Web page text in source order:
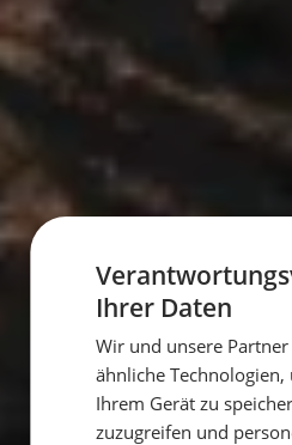
Ihrer Daten
Wir und unsere
ähnliche
Ihrem Gerät zu
zuzugreifen und